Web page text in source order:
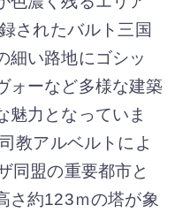
されたバルト三国
細い路地にゴシッ
ォーなど多様な建築
魅力となっていま
教アルベルトによ
同盟の重要都市と
さ約123ｍの塔が象